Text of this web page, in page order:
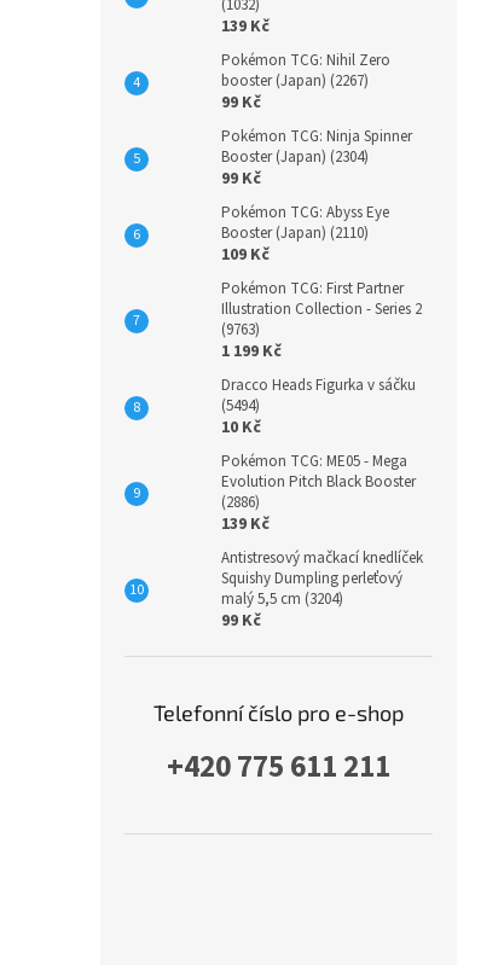
(1032)
139 Kč
Pokémon TCG: Nihil Zero
booster (Japan) (2267)
99 Kč
Pokémon TCG: Ninja Spinner
Booster (Japan) (2304)
99 Kč
Pokémon TCG: Abyss Eye
Booster (Japan) (2110)
109 Kč
Pokémon TCG: First Partner
Illustration Collection - Series 2
(9763)
1 199 Kč
Dracco Heads Figurka v sáčku
(5494)
10 Kč
Pokémon TCG: ME05 - Mega
Evolution Pitch Black Booster
(2886)
139 Kč
Antistresový mačkací knedlíček
Squishy Dumpling perleťový
malý 5,5 cm (3204)
99 Kč
Telefonní číslo pro e-shop
+420 775 611 211